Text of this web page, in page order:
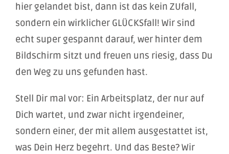
hier gelandet bist, dann ist das kein ZUfall,
sondern ein wirklicher GLÜCKSfall! Wir sind
echt super gespannt darauf, wer hinter dem
Bildschirm sitzt und freuen uns riesig, dass Du
den Weg zu uns gefunden hast.
Stell Dir mal vor: Ein Arbeitsplatz, der nur auf
Dich wartet, und zwar nicht irgendeiner,
sondern einer, der mit allem ausgestattet ist,
was Dein Herz begehrt. Und das Beste? Wir